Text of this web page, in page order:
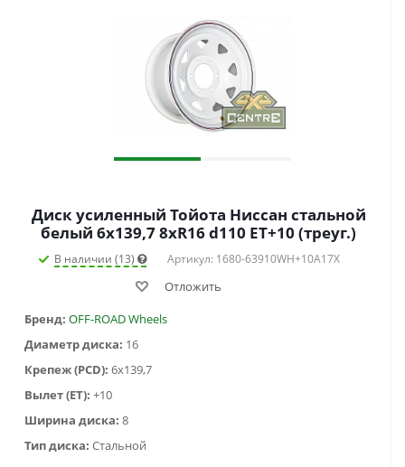
Диск усиленный Тойота Ниссан стальной
белый 6x139,7 8xR16 d110 ET+10 (треуг.)
В наличии (13) Артикул: 1680-63910WH+10A17X
Отложить
Бренд: OFF-ROAD Wheels
Диаметр диска: 16
Крепеж (PCD): 6x139,7
Вылет (ET): +10
Ширина диска: 8
Тип диска: Стальной